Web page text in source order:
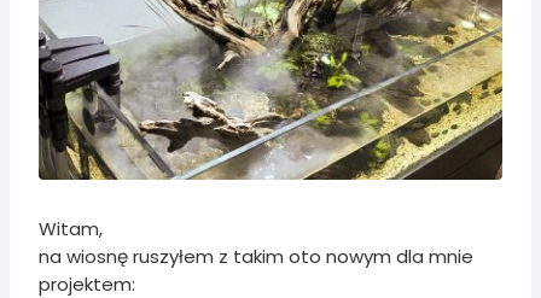
Witam,
na wiosnę ruszyłem z takim oto nowym dla mnie
projektem: